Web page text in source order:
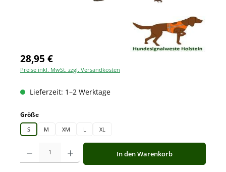
28,95 €
Preise inkl. MwSt. zzgl. Versandkosten
Lieferzeit: 1–2 Werktage
Größeauswählen
S M XM L XL
Produkt Anzahl: Gib den gewünschten Wert ein oder benutze die
In den Warenkorb